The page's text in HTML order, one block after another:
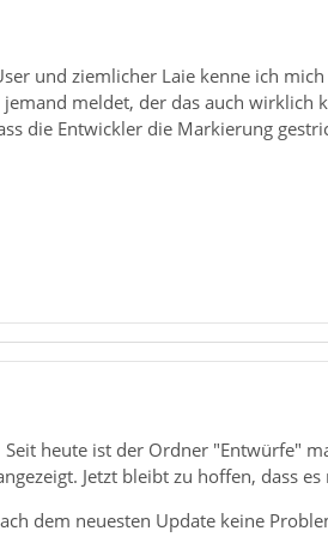
und ziemlicher Laie kenne ich
meldet, der das auch
die Entwickler die Markierung
Seit heute ist der Ordner "Entwürfe"
Jetzt bleibt zu hoffen, dass
dem neuesten Update keine